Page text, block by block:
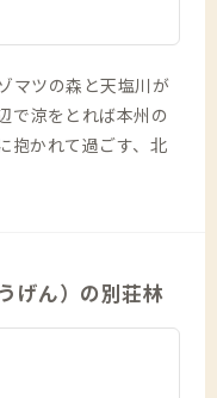
マツの森と天塩川が
で涼をとれば本州の
抱かれて過ごす、北
げん）の別荘林